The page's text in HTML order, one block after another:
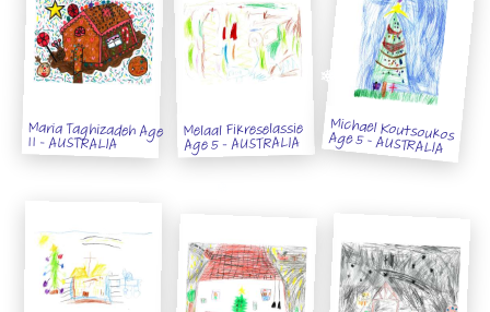
Maria Taghizadeh Age
11 - AUSTRALIA Melaal Fikreselassie
Age 5 - AUSTRALIA Michael Koutsoukos Age 5 - AUSTRALIA